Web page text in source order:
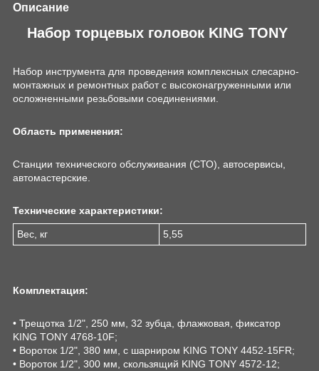
Описание
Набор торцевых головок KING TONY
Набор инструмента для проведения комплексных слесарно-
монтажных и ремонтных работ с высоконагруженными или
осложненными резьбовыми соединениями.
Область применения:
Станции технического обслуживания (СТО), автосервисы,
автомастерские.
Технические характеристики:
Вес, кг 5,55
Комплектация:
• Трещотка 1/2", 250 мм, 32 зубца, флажковая, фиксатор
KING TONY 4768-10F;
• Вороток 1/2", 380 мм, с шарниром KING TONY 4452-15FR;
• Вороток 1/2", 300 мм, скользящий KING TONY 4572-12;